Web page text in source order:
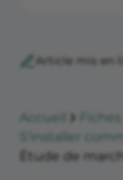
Article mis en
Accueil
S'installer
Étude de